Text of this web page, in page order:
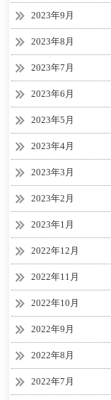
2023年9月
2023年8月
2023年7月
2023年6月
2023年5月
2023年4月
2023年3月
2023年2月
2023年1月
2022年12月
2022年11月
2022年10月
2022年9月
2022年8月
2022年7月